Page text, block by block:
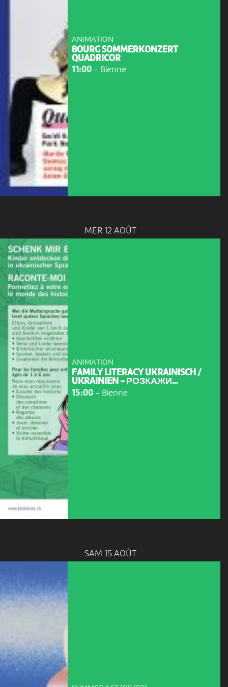
ANIMATION
BOURG SOMMERKONZERT
QUADRICOR
11:00- Bienne
MER 12 AOÛT
ANIMATION
FAMILY LITERACY UKRAINISCH /
UKRAINIEN - РОЗКАЖИ...
15:00- Bienne
SAM 15 AOÛT